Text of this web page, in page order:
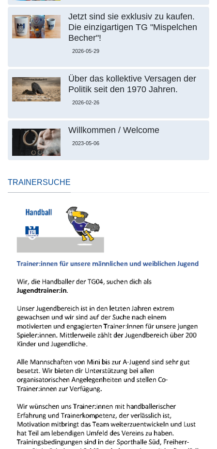
Jetzt sind sie exklusiv zu kaufen.
Die einzigartigen TG "Mispelchen
Becher"!
2026-05-29
Über das kollektive Versagen der
Politik seit den 1970 Jahren.
2026-02-26
Willkommen / Welcome
2023-05-06
TRAINERSUCHE